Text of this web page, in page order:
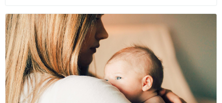
de vrouw geschoven, terwijl vruchtbaarheidsproblemen of het
uitblijven van een zwangerschap net zo goed te wijten zijn aan de
man. Om het allemaal niet te zwaarmoedig te maken, is het wel fijn
om jullie beiden, bij actieve kinderwens, klaar te stomen voor
conceptie en de daaropvolgende zwangerschap. Welke supplement
kunnen jullie beiden slikken om de vruchtbaarheid optimaal te
ondersteunen?